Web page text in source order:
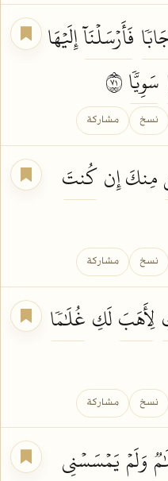
فَأَرۡسَلۡنَآإِلَيۡهَا
سَوِيّٗا
نسخ مشاركة
مِنكَ إِنكُنتَ
نسخ مشاركة
لِأَهَبَلَكِغُلَٰمٗا
نسخ مشاركة
وَلَمۡ يَمۡسَسۡنِي